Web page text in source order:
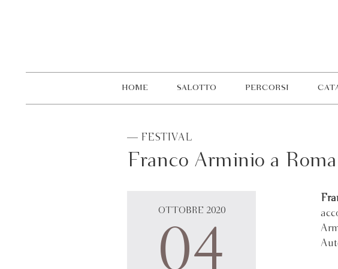
HOME SALOTTO PERCORSI
— FESTIVAL
Franco Arminio a
OTTOBRE 2020
04